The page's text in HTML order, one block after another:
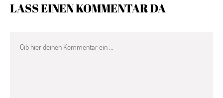
LASS EINEN KOMMENTAR DA